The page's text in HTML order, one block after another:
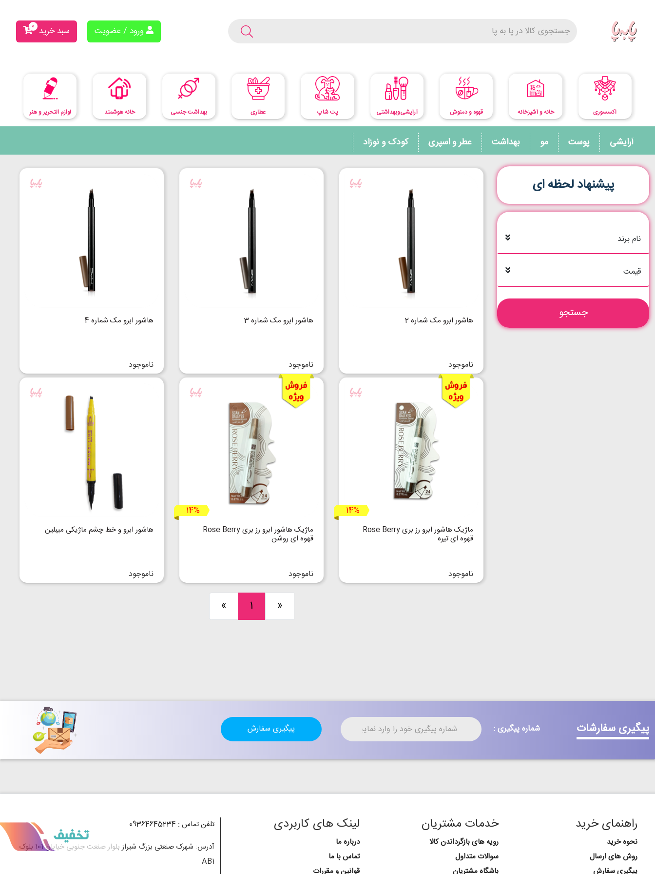
ورود / عضویت سبد خرید 0
اکسسوری خانه و آشپزخانه قهوه و دمنوش آرایشی‌وبهداشتی پت شاپ عطاری بهداشت جنسی خانه هوشمند لوازم التحریر و هنر
آرایشی پوست مو بهداشت عطر و اسپری کودک و نوزاد
پیشنهاد لحظه ای
نام برند
قیمت
جستجو هاشور ابرو مک شماره 2
ناموجود
هاشور ابرو مک شماره 3
ناموجود
هاشور ابرو مک شماره 4
ناموجود
ماژیک هاشور ابرو رز بری Rose Berry
قهوه ای تیره
14%
ناموجود
ماژیک هاشور ابرو رز بری Rose Berry
قهوه ای روشن
14%
ناموجود
هاشور ابرو و خط چشم ماژیکی میبلین
ناموجود
« 1 »
پیگیری سفارشات شماره پیگیری : پیگیری سفارش
راهنمای خرید
نحوه خرید
روش های ارسال
پیگیری سفارش
خدمات مشتریان
رویه های بازگرداندن کالا
سوالات متداول
باشگاه مشتریان
لینک های کاربردی
درباره ما
تماس با ما
قوانین و مقررات
تلفن تماس : 09364645234
آدرس: شهرک صنعتی بزرگ شیراز بلوار صنعت جنوبی خیابان 101 بلوک
AB1